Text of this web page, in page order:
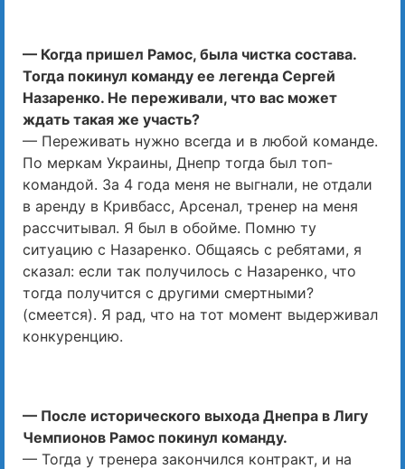
— Когда пришел Рамос, была чистка состава.
Тогда покинул команду ее легенда Сергей
Назаренко. Не переживали, что вас может
ждать такая же участь?
— Переживать нужно всегда и в любой команде.
По меркам Украины, Днепр тогда был топ-
командой. За 4 года меня не выгнали, не отдали
в аренду в Кривбасс, Арсенал, тренер на меня
рассчитывал. Я был в обойме. Помню ту
ситуацию с Назаренко. Общаясь с ребятами, я
сказал: если так получилось с Назаренко, что
тогда получится с другими смертными?
(смеется). Я рад, что на тот момент выдерживал
конкуренцию.
— После исторического выхода Днепра в Лигу
Чемпионов Рамос покинул команду.
— Тогда у тренера закончился контракт, и на